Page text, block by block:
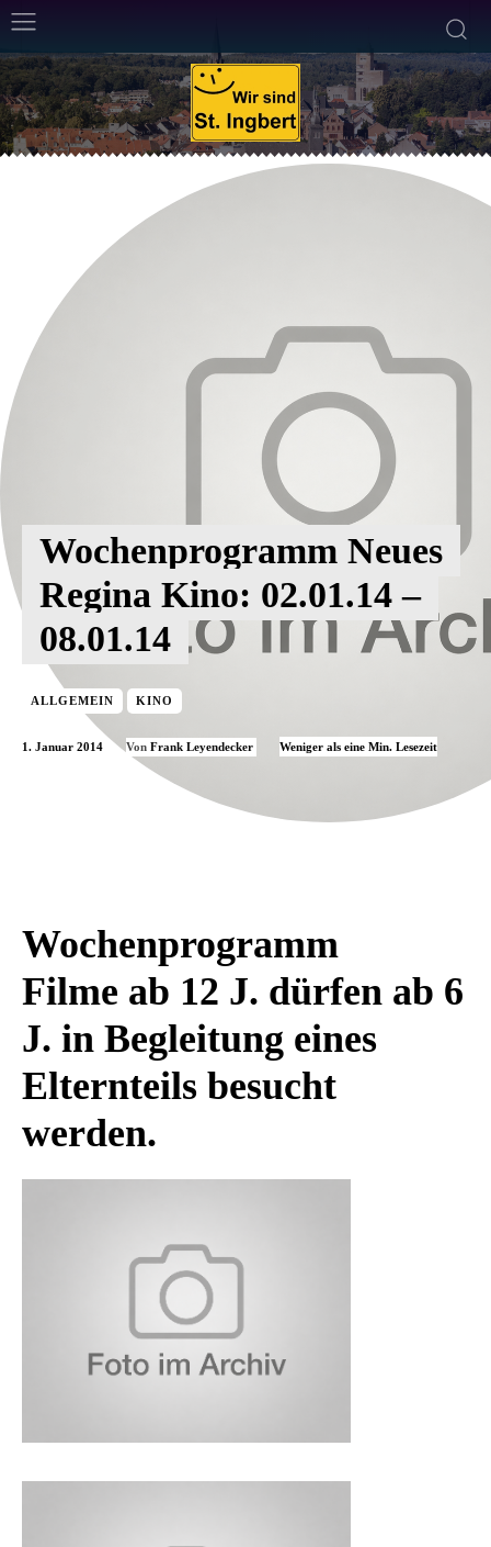
Wochenprogramm Neues
Regina Kino: 02.01.14 –
08.01.14
ALLGEMEIN KINO
1. Januar 2014 Von Frank Leyendecker Weniger als eine Min. Lesezeit
Wochenprogramm
Filme ab 12 J. dürfen ab 6
J. in Begleitung eines
Elternteils besucht
werden.